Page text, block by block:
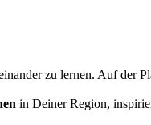
zu lernen. Auf der
in Deiner Region,